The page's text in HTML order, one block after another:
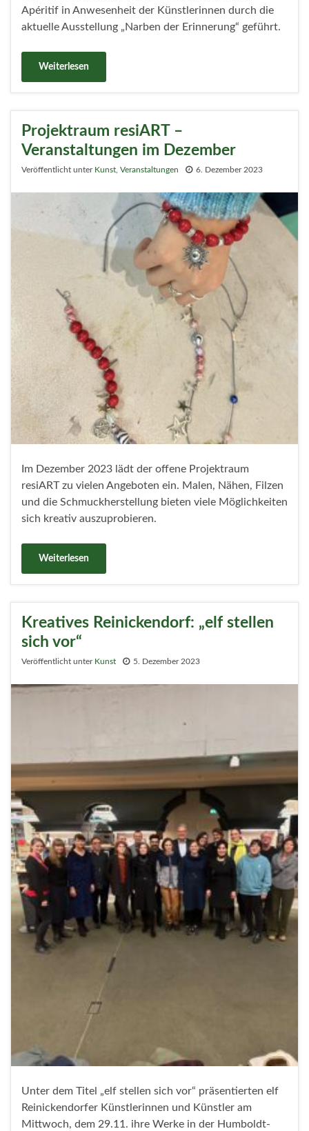
Apéritif in Anwesenheit der Künstlerinnen durch die
aktuelle Ausstellung „Narben der Erinnerung“ geführt.
Weiterlesen
Projektraum resiART –
Veranstaltungen im Dezember
Veröffentlicht unter Kunst Veranstaltungen 6. Dezember 2023
Im Dezember 2023 lädt der offene Projektraum
resiART zu vielen Angeboten ein. Malen, Nähen, Filzen
und die Schmuckherstellung bieten viele Möglichkeiten
sich kreativ auszuprobieren.
Weiterlesen
Kreatives Reinickendorf: „elf stellen
sich vor“
Veröffentlicht unter Kunst 5. Dezember 2023
Unter dem Titel „elf stellen sich vor“ präsentierten elf
Reinickendorfer Künstlerinnen und Künstler am
Mittwoch, dem 29.11. ihre Werke in der Humboldt-